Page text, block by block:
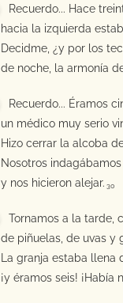
Recuerdo... Hace
hacia la izquierda
Decidme, ¿y por los
de noche, la armonía
Recuerdo... Éramos
un médico muy serio
Hizo cerrar la alcoba
Nosotros
y nos hicieron alejar. 30
Tornamos a la tarde,
de piñuelas, de uvas y
La granja estaba llena
¡y éramos seis! ¡Había